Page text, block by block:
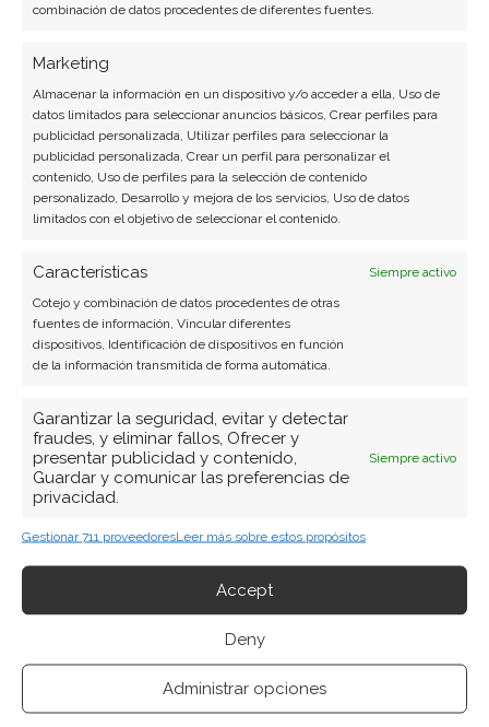
combinación de datos procedentes de diferentes fuentes.
Marketing
Almacenar la información en un dispositivo y/o acceder a ella, Uso de
datos limitados para seleccionar anuncios básicos, Crear perfiles para
publicidad personalizada, Utilizar perfiles para seleccionar la
publicidad personalizada, Crear un perfil para personalizar el
contenido, Uso de perfiles para la selección de contenido
personalizado, Desarrollo y mejora de los servicios, Uso de datos
limitados con el objetivo de seleccionar el contenido.
Características
Siempre activo
Cotejo y combinación de datos procedentes de otras
fuentes de información, Vincular diferentes
dispositivos, Identificación de dispositivos en función
de la información transmitida de forma automática.
Garantizar la seguridad, evitar y detectar
fraudes, y eliminar fallos, Ofrecer y
presentar publicidad y contenido,
Guardar y comunicar las preferencias de
privacidad.
Siempre activo
Gestionar 711 proveedoresLeer más sobre estos propósitos
Accept
Deny
Administrar opciones
BUSCAR
ARTÍCULOS RECIENTES